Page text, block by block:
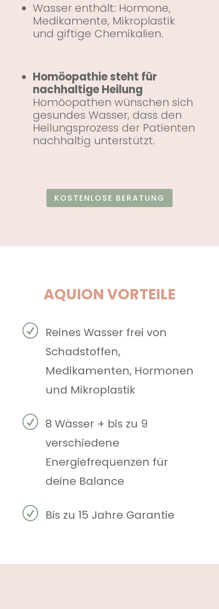
Wasser enthält: Hormone,
Medikamente, Mikroplastik
und giftige Chemikalien.
Homöopathie steht für
nachhaltige Heilung
Homöopathen wünschen sich
gesundes Wasser, dass den
Heilungsprozess der Patienten
nachhaltig unterstützt.
KOSTENLOSE BERATUNG
AQUION VORTEILE
R Reines Wasser frei von
Schadstoffen,
Medikamenten, Hormonen
und Mikroplastik
R 8 Wässer + bis zu 9
verschiedene
Energiefrequenzen für
deine Balance
R Bis zu 15 Jahre Garantie